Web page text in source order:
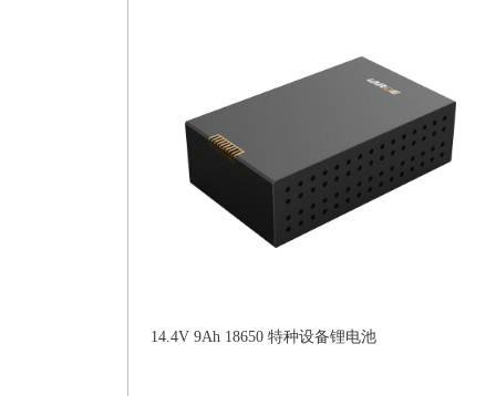
14.4V 9Ah 18650 特种设备锂电池